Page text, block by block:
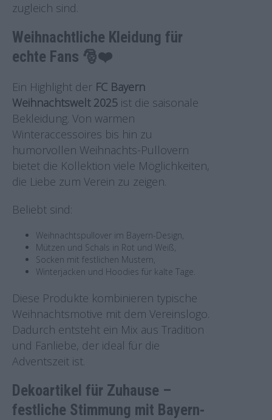
zugleich sind.
Weihnachtliche Kleidung für
echte Fans 🎅❤️
Ein Highlight der FC Bayern
Weihnachtswelt 2025 ist die saisonale
Bekleidung. Von warmen
Winteraccessoires bis hin zu
humorvollen Weihnachts-Pullovern
bietet die Kollektion viele Möglichkeiten,
die Liebe zum Verein zu zeigen.
Beliebt sind:
Weihnachtspullover im Bayern-Design,
Mützen und Schals in Rot und Weiß,
Socken mit festlichen Mustern,
Winterjacken und Hoodies für kalte Tage.
Diese Produkte kombinieren typische
Weihnachtsmotive mit dem Vereinslogo.
Dadurch entsteht ein Mix aus Tradition
und Fanliebe, der ideal für die
Adventszeit ist.
Dekoartikel für Zuhause –
festliche Stimmung mit Bayern-